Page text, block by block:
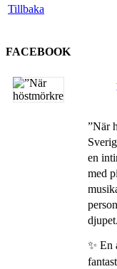
Tillbaka
FACEBOOK
”När
en
med
djupet.
✨ En